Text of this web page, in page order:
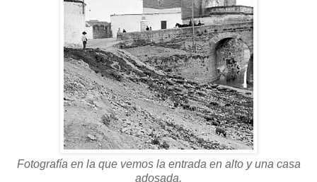
Fotografía en la que vemos la entrada en alto y una casa
adosada.